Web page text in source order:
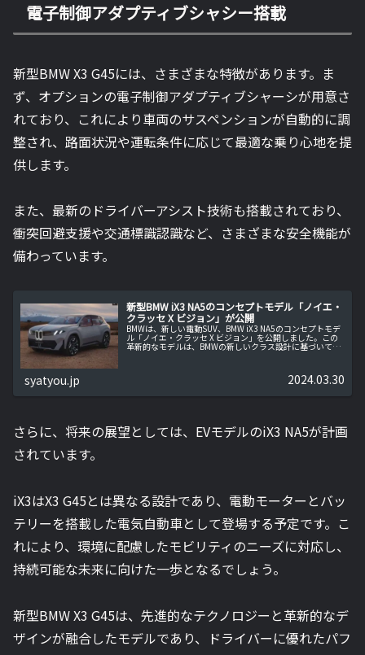
電子制御アダプティブシャシー搭載
新型BMW X3 G45には、さまざまな特徴があります。ま
ず、オプションの電子制御アダプティブシャーシが用意さ
れており、これにより車両のサスペンションが自動的に調
整され、路面状況や運転条件に応じて最適な乗り心地を提
供します。
また、最新のドライバーアシスト技術も搭載されており、
衝突回避支援や交通標識認識など、さまざまな安全機能が
備わっています。
新型BMW iX3 NA5のコンセプトモデル「ノイエ・
クラッセ X ビジョン」が公開
BMWは、新しい電動SUV、BMW iX3 NA5のコンセプトモデ
ル「ノイエ・クラッセ X ビジョン」を公開しました。この
革新的なモデルは、BMWの新しいクラス設計に基づいてお
り、革新的なテクノロジーとデザインを融合させた次世代
syatyou.jp 2024.03.30
さらに、将来の展望としては、EVモデルのiX3 NA5が計画
されています。
iX3はX3 G45とは異なる設計であり、電動モーターとバッ
テリーを搭載した電気自動車として登場する予定です。こ
れにより、環境に配慮したモビリティのニーズに対応し、
持続可能な未来に向けた一歩となるでしょう。
新型BMW X3 G45は、先進的なテクノロジーと革新的なデ
ザインが融合したモデルであり、ドライバーに優れたパフ